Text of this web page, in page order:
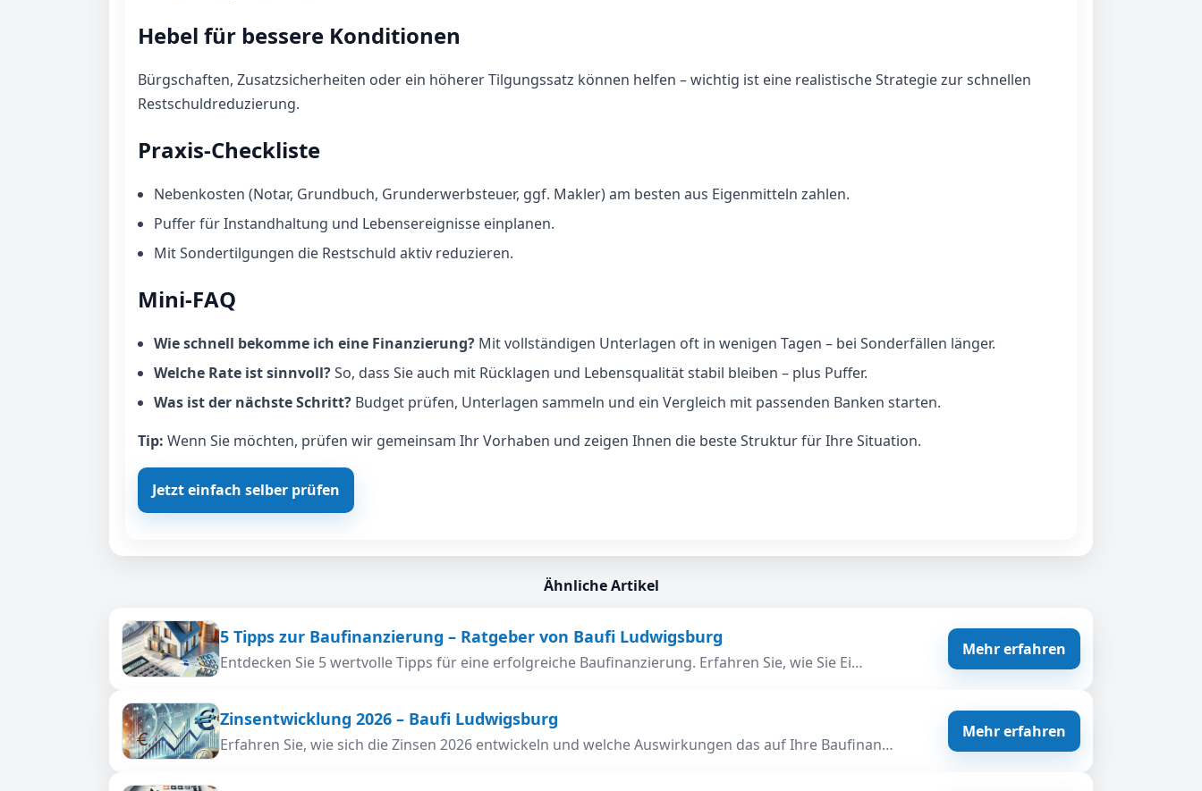
Hebel für bessere Konditionen
Bürgschaften, Zusatzsicherheiten oder ein höherer Tilgungssatz können helfen – wichtig ist eine realistische Strategie zur schnellen
Restschuldreduzierung.
Praxis-Checkliste
Nebenkosten (Notar, Grundbuch, Grunderwerbsteuer, ggf. Makler) am besten aus Eigenmitteln zahlen.
Puffer für Instandhaltung und Lebensereignisse einplanen.
Mit Sondertilgungen die Restschuld aktiv reduzieren.
Mini-FAQ
Wie schnell bekomme ich eine Finanzierung? Mit vollständigen Unterlagen oft in wenigen Tagen – bei Sonderfällen länger.
Welche Rate ist sinnvoll?So, dass Sie auch mit Rücklagen und Lebensqualität stabil bleiben – plus Puffer.
Was ist der nächste Schritt? Budget prüfen, Unterlagen sammeln und ein Vergleich mit passenden Banken starten.
Tip: Wenn Sie möchten, prüfen wir gemeinsam Ihr Vorhaben und zeigen Ihnen die beste Struktur für Ihre Situation.
Jetzt einfach selber prüfen
Ähnliche Artikel
5 Tipps zur Baufinanzierung – Ratgeber von Baufi Ludwigsburg
Entdecken Sie 5 wertvolle Tipps für eine erfolgreiche Baufinanzierung. Erfahren Sie, wie Sie Ei…
Mehr erfahren
Zinsentwicklung 2026 – Baufi Ludwigsburg
Erfahren Sie, wie sich die Zinsen 2026 entwickeln und welche Auswirkungen das auf Ihre Baufinan…
Mehr erfahren